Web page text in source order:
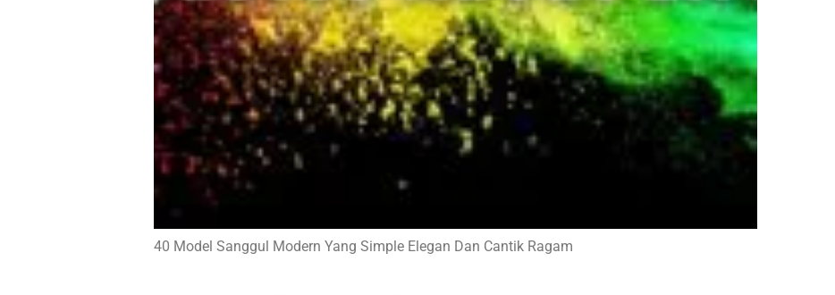
40 Model Sanggul Modern Yang Simple Elegan Dan Cantik Ragam